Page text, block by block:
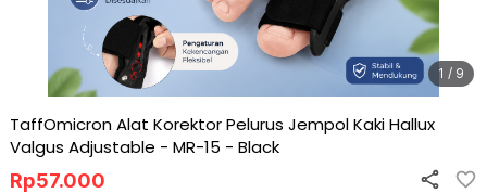
1 / 9
TaffOmicron Alat Korektor Pelurus Jempol Kaki Hallux
Valgus Adjustable - MR-15 - Black
Rp57.000